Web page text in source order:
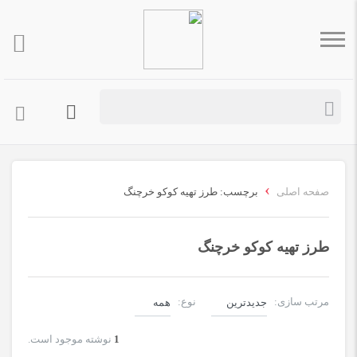
صفحه اصلی › برچسب: طرز تهیه کوکو خرچنگ
طرز تهیه کوکو خرچنگ
مرتب سازی: نوع:
1 نوشته موجود است.